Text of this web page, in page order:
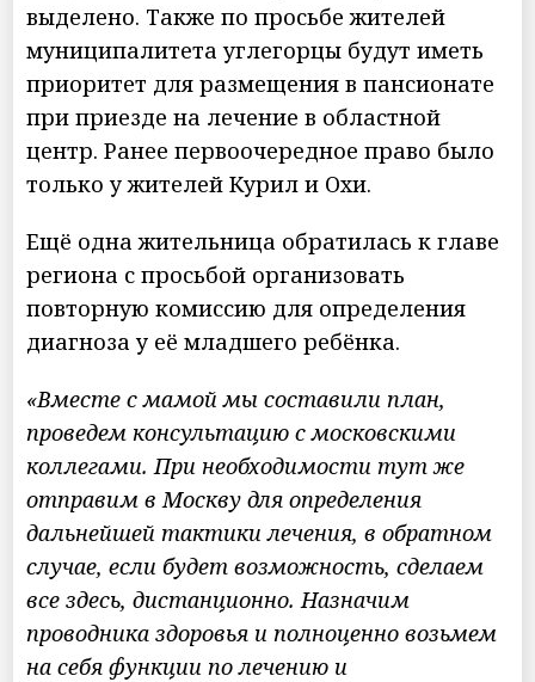
выделено. Также по просьбе жителей
муниципалитета углегорцы будут иметь
приоритет для размещения в пансионате
при приезде на лечение в областной
центр. Ранее первоочередное право было
только у жителей Курил и Охи.
Ещё одна жительница обратилась к главе
региона с просьбой организовать
повторную комиссию для определения
диагноза у её младшего ребёнка.
«Вместе с мамой мы составили план,
проведем консультацию с московскими
коллегами. При необходимости тут же
отправим в Москву для определения
дальнейшей тактики лечения, в обратном
случае, если будет возможность, сделаем
все здесь, дистанционно. Назначим
проводника здоровья и полноценно возьмем
на себя функции по лечению и